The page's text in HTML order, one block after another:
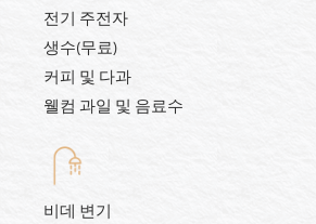
전기 주전자
생수(무료)
커피 및 다과
웰컴 과일 및 음료수
비데 변기